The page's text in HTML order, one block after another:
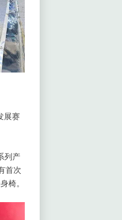
展赛
列产
首次
椅。